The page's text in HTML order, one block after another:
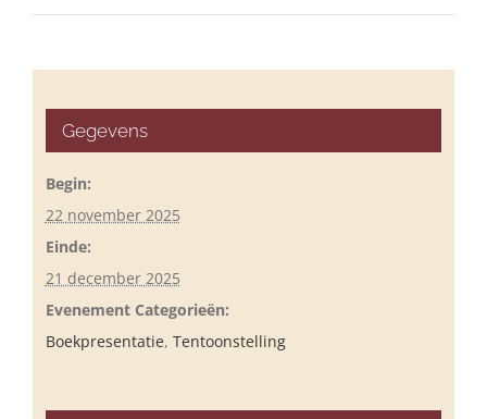
Gegevens
Begin:
22 november 2025
Einde:
21 december 2025
Evenement Categorieën:
Boekpresentatie, Tentoonstelling